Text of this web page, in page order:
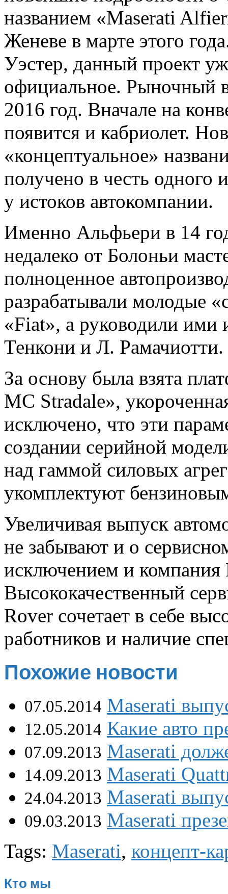
названием «Maserati
Женеве в марте этого
Уэстер, данный проект
официальное. Рыночный
2016 год. Вначале на
появится и кабриолет.
«концептуальное»
получено в честь одного
у истоков автокомпании.
Именно Альфьери в 14
недалеко от Болоньи
полноценное
разрабатывали молодые
«Fiat», а руководили
Тенкони и Л. Рамачиотти.
За основу была взята
MC Stradale»,
исключено, что эти
создании серийной
над гаммой силовых
укомплектуют
Увеличивая выпуск
не забывают и о
исключением и компания
Высококачественный
Rover сочетает в себе
работников и наличие
Похожие новости
07.05.2014 Maserati
12.05.2014 Какие авто
07.09.2013 Maserati
14.09.2013 Maserati
24.04.2013 Maserati
09.03.2013 Maserati
Tags: Maserati, концепт-
Кто мы